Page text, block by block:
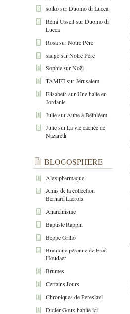
solkosurDuomo di Lucca
Rémi UsseilsurDuomo di
Lucca
RosasurNotre Père
saugesurNotre Père
SophiesurNoël
TAMETsurJérusalem
ElisabethsurUne halte en
Jordanie
Juliesur Aube à Béthléem
JuliesurLa vie cachée de
Nazareth
BLOGOSPHERE
Alexipharmaque
Amis de la collection
Bernard Lacroix
Anarchrisme
Baptiste Rappin
Beppe Grillo
Branloire pérenne de Fred
Houdaer
Brumes
Certains Jours
Chroniques de Pereslavl
Didier Goux habite ici